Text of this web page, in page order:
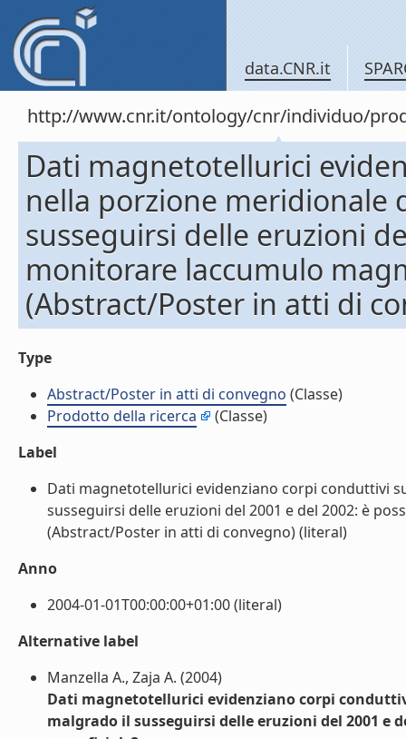
data.CNR.it
http://www.cnr.it/ontology/cnr/individuo/
Dati magnetotellurici
nella porzione meridionale
susseguirsi delle eruzioni
monitorare laccumulo
(Abstract/Poster in atti di
Type
Abstract/Poster in atti di convegno (Classe)
Prodotto della ricerca
(Classe)
Label
Dati magnetotellurici evidenziano corpi conduttivi
susseguirsi delle eruzioni del 2001 e del 2002: è
(Abstract/Poster in atti di convegno) (literal)
Anno
2004-01-01T00:00:00+01:00 (literal)
Alternative label
Manzella A., Zaja A. (2004)
Dati magnetotellurici evidenziano corpi
malgrado il susseguirsi delle eruzioni del 2001 e